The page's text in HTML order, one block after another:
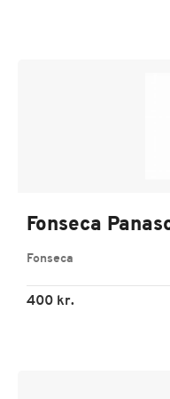
Fonseca
Fonseca
400 kr.